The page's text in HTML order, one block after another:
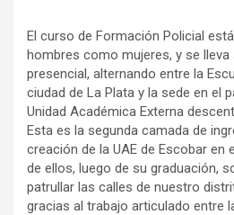
El curso de Formación Policial
hombres como mujeres, y se lleva
presencial, alternando entre la
ciudad de La Plata y la sede en el
Unidad Académica Externa
Esta es la segunda camada de
creación de la UAE de Escobar en
de ellos, luego de su graduación,
patrullar las calles de nuestro
gracias al trabajo articulado entre